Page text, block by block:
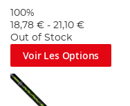
100%
18,78 € - 21,10 €
Out of Stock
Voir Les Options